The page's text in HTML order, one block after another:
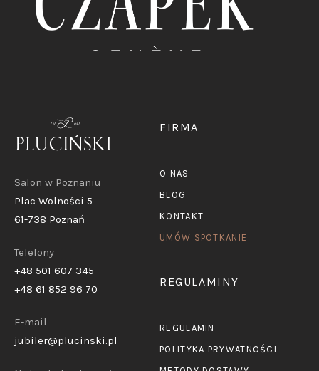
Salon w Poznaniu
Plac Wolności 5
61-738 Poznań
Telefony
+48 501 607 345
+48 61 852 96 70
E-mail
jubiler@plucinski.pl
FIRMA
O NAS
BLOG
KONTAKT
UMÓW SPOTKANIE
REGULAMINY
REGULAMIN
POLITYKA PRYWATNOŚCI